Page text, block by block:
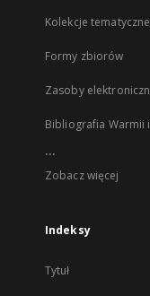
Kolekcje tematyczne
Formy zbiorów
Zasoby
Bibliografia Warmii
...
Zobacz więcej
Indeksy
Tytuł